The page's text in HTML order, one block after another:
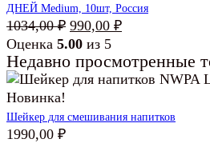
ДНЕЙ Medium, 10шт, Россия
1034,00₽ Первоначальная
цена
составляла
1034,00 ₽.
990,00 ₽Текущая
990,00 ₽.
Оценка 5.00 из 5
Недавно просмотренные
Новинка!
Шейкер для смешивания напитков
1990,00 ₽